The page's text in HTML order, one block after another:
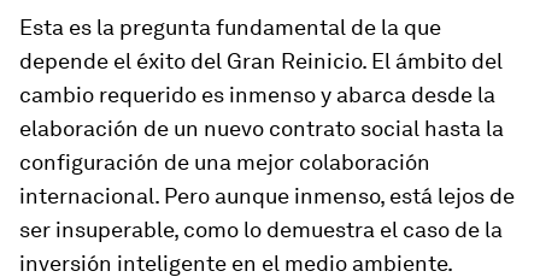
Esta es la pregunta fundamental de la que
depende el éxito del Gran Reinicio. El ámbito del
cambio requerido es inmenso y abarca desde la
elaboración de un nuevo contrato social hasta la
configuración de una mejor colaboración
internacional. Pero aunque inmenso, está lejos de
ser insuperable, como lo demuestra el caso de la
inversión inteligente en el medio ambiente.